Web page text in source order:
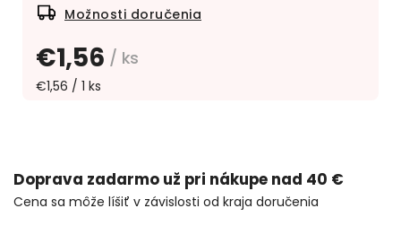
€1,56 / ks
€1,56 / 1 ks
Možnosti doručenia
Doprava zadarmo už pri nákupe nad 40 €
Cena sa môže líšiť v závislosti od kraja doručenia